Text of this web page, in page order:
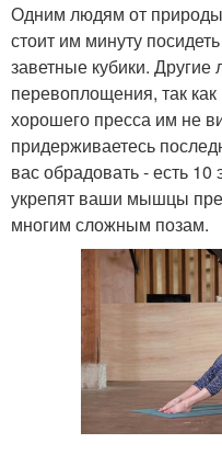
Одним людям от
стоит им минуту
заветные кубики.
перевоплощения, так
хорошего пресса им не
придерживаетесь
вас обрадовать - есть
укрепят ваши мышцы
многим сложным позам.